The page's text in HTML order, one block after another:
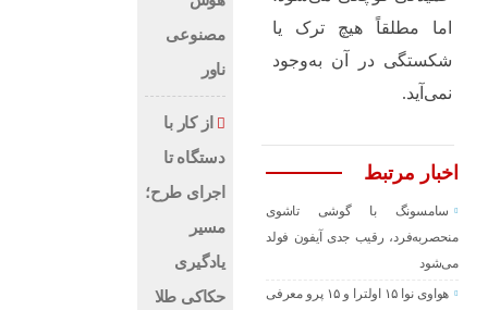
اما مطلقاً هیچ ترک یا
شکستگی در آن به‌وجود
نمی‌آید.
اخبار مرتبط
سامسونگ با گوشی تاشوی
منحصربه‌فرد، رقیب جدی آیفون فولد
می‌شود
هواوی نوا ۱۵ اولترا و ۱۵ پرو معرفی
مصنوعی
ناور
از کار با
دستگاه تا
اجرای طرح؛
مسیر
یادگیری
حکاکی طلا